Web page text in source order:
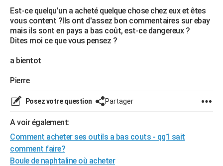
Destinations
City break
Voyage nature
Voyage de noces
Forum
Climat
+
GUIDES D'ACHAT
BONS PLANS
CARTE DE VOEUX
Carte de Noël
Carte Bonne année
Carte Saint-Valentin
Carte Pâques
Carte d'anniversaire
DICTIONNAIRE
COPAINS D'AVANT
S'inscrire
Se connecter
Lycées
Collèges
Primaires
Universités
Entreprises
Service militaire
Avis de recherche
AVIS DE DÉCÈS
Est-ce quelqu'un a acheté quelque chose chez eux et êtes
vous content ?Ils ont d'assez bon commentaires sur ebay
mais ils sont en pays a bas coût, est-ce dangereux ?
Dites moi ce que vous pensez ?
a bientot
Pierre
Posez votre question Partager
A voir également:
Comment acheter ses outils a bas couts - qq1 sait
comment faire?
Boule de naphtaline où acheter